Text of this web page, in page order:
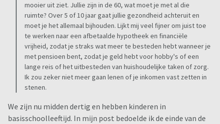
mooier uit ziet. Jullie zijn in de 60, wat moet je met al die
ruimte? Over 5 of 10 jaar gaat jullie gezondheid achteruit en
moet je het allemaal bijhouden. Lijkt mij veel fijner om juist toe
te werken naar een afbetaalde hypotheek en financiële
vrijheid, zodat je straks wat meer te besteden hebt wanneer je
met pensioen bent, zodat je geld hebt voor hobby's of een
lange reis of het uitbesteden van huishoudelijke taken of zorg.
Ik zou zeker niet meer gaan lenen of je inkomen vast zetten in
stenen.
We zijn nu midden dertig en hebben kinderen in
basisschoolleeftijd. In mijn post bedoelde ik de einde van de